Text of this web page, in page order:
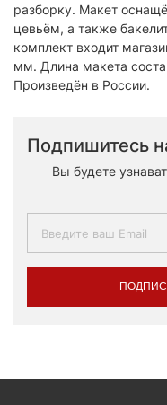
разборку. Макет
цевьём, а также
комплект входит
мм. Длина макета
Произведён в России.
Подпишитесь
Вы будете